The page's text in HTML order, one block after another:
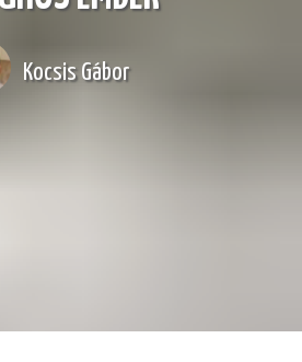
Kocsis Gábor